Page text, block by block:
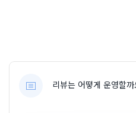
리뷰는 어떻게 운영할까